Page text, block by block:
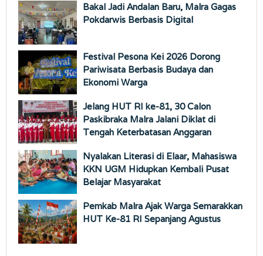
Bakal Jadi Andalan Baru, Malra Gagas
Pokdarwis Berbasis Digital
Festival Pesona Kei 2026 Dorong
Pariwisata Berbasis Budaya dan
Ekonomi Warga
Jelang HUT RI ke-81, 30 Calon
Paskibraka Malra Jalani Diklat di
Tengah Keterbatasan Anggaran
Nyalakan Literasi di Elaar, Mahasiswa
KKN UGM Hidupkan Kembali Pusat
Belajar Masyarakat
Pemkab Malra Ajak Warga Semarakkan
HUT Ke-81 RI Sepanjang Agustus